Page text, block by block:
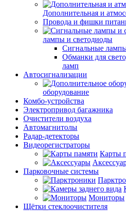
Дополнительная и
Провода и фишки
лампы и светодиоды
Сигнальные
Обманки для
ламп
Автосигнализации
оборудование
Комбо-устройства
Электропривод багажника
Очистители воздуха
Автомагнитолы
Радар-детекторы
Видеорегистраторы
Карты
Парковочные системы
Мониторы
Щётки стеклоочистителя